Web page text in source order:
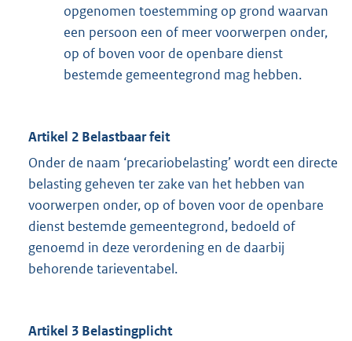
opgenomen toestemming op grond waarvan
een persoon een of meer voorwerpen onder,
op of boven voor de openbare dienst
bestemde gemeentegrond mag hebben.
Artikel 2 Belastbaar feit
Onder de naam ‘precariobelasting’ wordt een directe
belasting geheven ter zake van het hebben van
voorwerpen onder, op of boven voor de openbare
dienst bestemde gemeentegrond, bedoeld of
genoemd in deze verordening en de daarbij
behorende tarieventabel.
Artikel 3 Belastingplicht